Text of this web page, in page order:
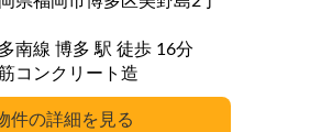
博多南線 博多 駅 徒歩 16分
コンクリート造